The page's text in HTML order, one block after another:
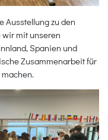
Ausstellung zu den
wir mit unseren
Spanien und
Zusammenarbeit für